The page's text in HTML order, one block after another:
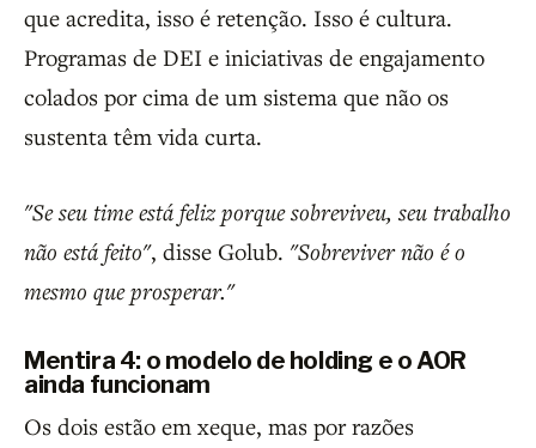
que acredita, isso é retenção. Isso é cultura.
Programas de DEI e iniciativas de engajamento
colados por cima de um sistema que não os
sustenta têm vida curta.
"Se seu time está feliz porque sobreviveu, seu trabalho
não está feito", disse Golub. "Sobreviver não é o
mesmo que prosperar."
Mentira 4: o modelo de holding e o AOR
ainda funcionam
Os dois estão em xeque, mas por razões